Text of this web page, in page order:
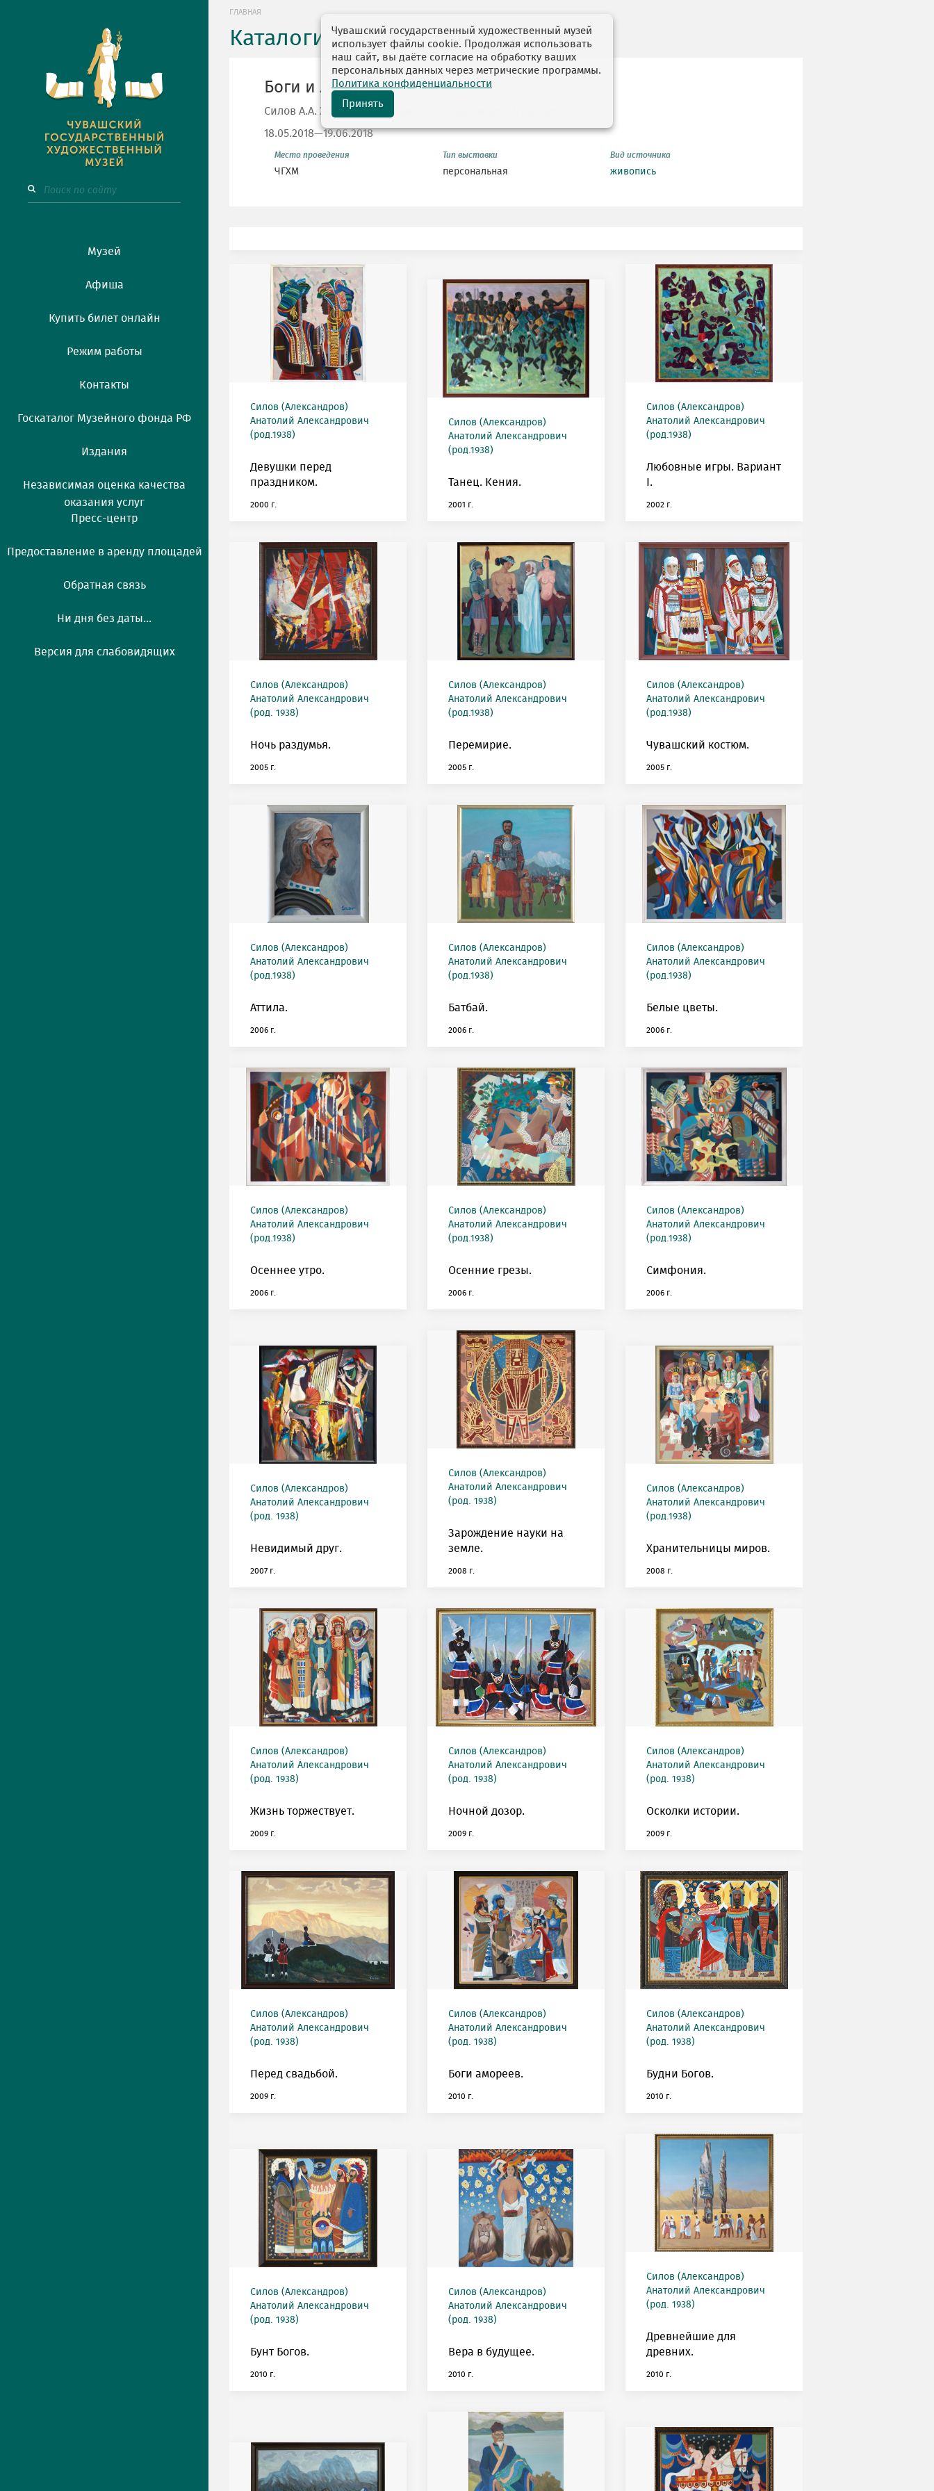
Музей
Афиша
Купить билет онлайн
Режим работы
Контакты
Госкаталог Музейного фонда РФ
Издания
Независимая оценка качества
оказания услуг
Пресс-центр
Предоставление в аренду площадей
Обратная связь
Ни дня без даты...
Версия для слабовидящих
ГЛАВНАЯ
Каталоги выставок
Боги и Люди
Силов А.А. Живопись заслуженного художника Чувашии
18.05.2018—19.06.2018
Место проведения
ЧГХМ
Тип выставки
персональная
Вид источника
живопись
Силов (Александров)
Анатолий Александрович
(род.1938)
Девушки перед
праздником.
2000 г.
Силов (Александров)
Анатолий Александрович
(род.1938)
Танец. Кения.
2001 г.
Силов (Александров)
Анатолий Александрович
(род.1938)
Любовные игры. Вариант
I.
2002 г.
Силов (Александров)
Анатолий Александрович
(род. 1938)
Ночь раздумья.
2005 г.
Силов (Александров)
Анатолий Александрович
(род.1938)
Перемирие.
2005 г.
Силов (Александров)
Анатолий Александрович
(род.1938)
Чувашский костюм.
2005 г.
Силов (Александров)
Анатолий Александрович
(род.1938)
Аттила.
2006 г.
Силов (Александров)
Анатолий Александрович
(род.1938)
Батбай.
2006 г.
Силов (Александров)
Анатолий Александрович
(род.1938)
Белые цветы.
2006 г.
Силов (Александров)
Анатолий Александрович
(род.1938)
Осеннее утро.
2006 г.
Силов (Александров)
Анатолий Александрович
(род.1938)
Осенние грезы.
2006 г.
Силов (Александров)
Анатолий Александрович
(род.1938)
Симфония.
2006 г.
Силов (Александров)
Анатолий Александрович
(род. 1938)
Невидимый друг.
2007 г.
Силов (Александров)
Анатолий Александрович
(род. 1938)
Зарождение науки на
земле.
2008 г.
Силов (Александров)
Анатолий Александрович
(род.1938)
Хранительницы миров.
2008 г.
Силов (Александров)
Анатолий Александрович
(род. 1938)
Жизнь торжествует.
2009 г.
Силов (Александров)
Анатолий Александрович
(род. 1938)
Ночной дозор.
2009 г.
Силов (Александров)
Анатолий Александрович
(род. 1938)
Осколки истории.
2009 г.
Силов (Александров)
Анатолий Александрович
(род. 1938)
Перед свадьбой.
2009 г.
Силов (Александров)
Анатолий Александрович
(род. 1938)
Боги амореев.
2010 г.
Силов (Александров)
Анатолий Александрович
(род. 1938)
Будни Богов.
2010 г.
Силов (Александров)
Анатолий Александрович
(род. 1938)
Бунт Богов.
2010 г.
Силов (Александров)
Анатолий Александрович
(род. 1938)
Вера в будущее.
2010 г.
Силов (Александров)
Анатолий Александрович
(род. 1938)
Древнейшие для
древних.
2010 г.
Чувашский государственный художественный музей
использует файлы cookie. Продолжая использовать
наш сайт, вы даёте согласие на обработку ваших
персональных данных через метрические программы.
Политика конфиденциальности
Принять